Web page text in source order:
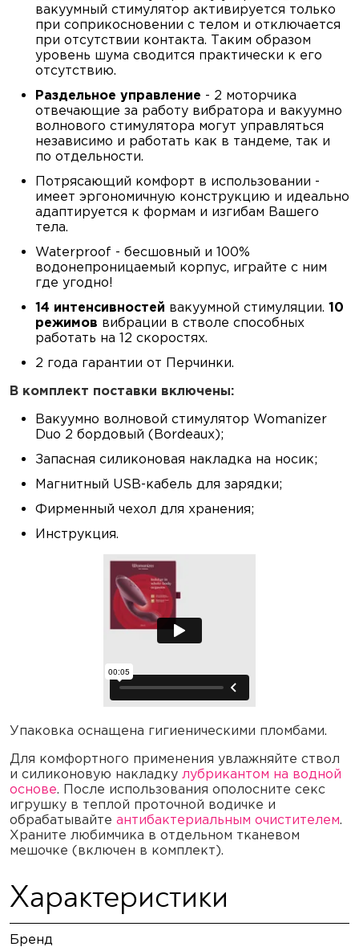
вакуумный стимулятор активируется только
при соприкосновении с телом и отключается
при отсутствии контакта. Таким образом
уровень шума сводится практически к его
отсутствию.
Раздельное управление - 2 моторчика
отвечающие за работу вибратора и вакуумно
волнового стимулятора могут управляться
независимо и работать как в тандеме, так и
по отдельности.
Потрясающий комфорт в использовании -
имеет эргономичную конструкцию и идеально
адаптируется к формам и изгибам Вашего
тела.
Waterproof - бесшовный и 100%
водонепроницаемый корпус, играйте с ним
где угодно!
14 интенсивностей вакуумной стимуляции. 10
режимов вибрации в стволе способных
работать на 12 скоростях.
2 года гарантии от Перчинки.
В комплект поставки включены:
Вакуумно волновой стимулятор Womanizer
Duo 2 бордовый (Bordeaux);
Запасная силиконовая накладка на носик;
Магнитный USB-кабель для зарядки;
Фирменный чехол для хранения;
Инструкция.
Упаковка оснащена гигиеническими пломбами.
Для комфортного применения увлажняйте ствол
и силиконовую накладку лубрикантом на водной
основе. После использования ополосните секс
игрушку в теплой проточной водичке и
обрабатывайте антибактериальным очистителем.
Храните любимчика в отдельном тканевом
мешочке (включен в комплект).
Характеристики
Бренд